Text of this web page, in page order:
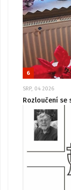
6
SRP, 04 2026
Rozloučení se